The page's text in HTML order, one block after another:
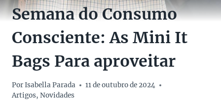
Semana do Consumo
Consciente: As Mini It
Bags Para aproveitar
PorIsabella Parada
11 de outubro de 2024
Artigos, Novidades